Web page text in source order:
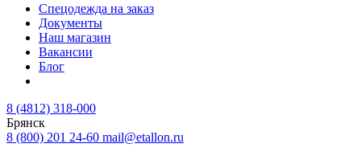
Спецодежда на заказ
Документы
Наш магазин
Вакансии
Блог
8 (4812) 318-000
Брянск
8 (800) 201 24-60 mail@etallon.ru